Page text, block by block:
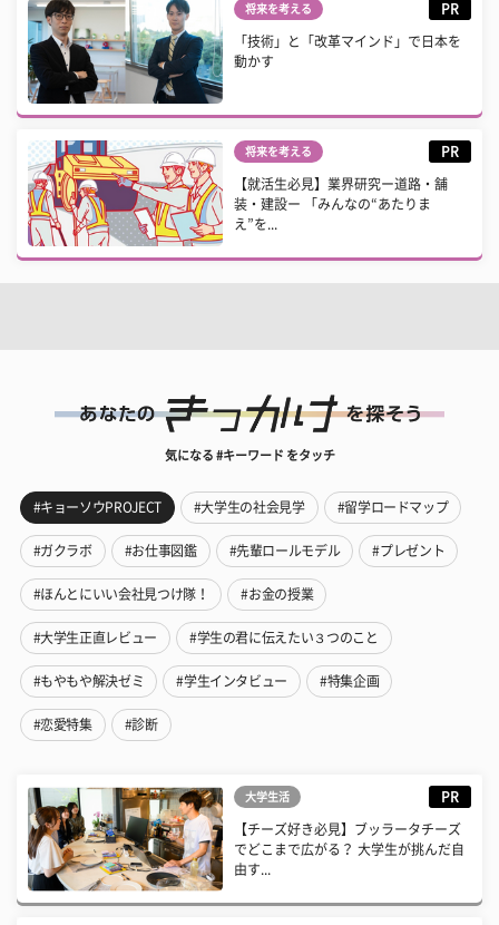
将来を考える PR
「技術」と「改革マインド」で日本を
動かす
将来を考える PR
【就活生必見】業界研究ー道路・舗
装・建設ー 「みんなの“あたりま
え”を...
気になる #キーワード をタッチ
#キョーソウPROJECT #大学生の社会見学 #留学ロードマップ
#ガクラボ #お仕事図鑑 #先輩ロールモデル #プレゼント
#ほんとにいい会社見つけ隊！ #お金の授業
#大学生正直レビュー #学生の君に伝えたい３つのこと
#もやもや解決ゼミ #学生インタビュー #特集企画
#恋愛特集 #診断
大学生活 PR
【チーズ好き必見】ブッラータチーズ
でどこまで広がる？ 大学生が挑んだ自
由す...